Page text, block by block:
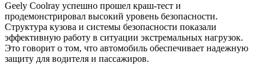
Geely Coolray успешно прошел краш-тест и
продемонстрировал высокий уровень безопасности.
Структура кузова и системы безопасности показали
эффективную работу в ситуации экстремальных нагрузок.
Это говорит о том, что автомобиль обеспечивает надежную
защиту для водителя и пассажиров.